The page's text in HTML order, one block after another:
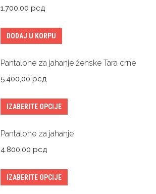
1.700,00 рсд
DODAJ U KORPU
Pantalone za jahanje ženske Tara crne
5.400,00 рсд
IZABERITE OPCIJE
Pantalone za jahanje
4.800,00 рсд
IZABERITE OPCIJE